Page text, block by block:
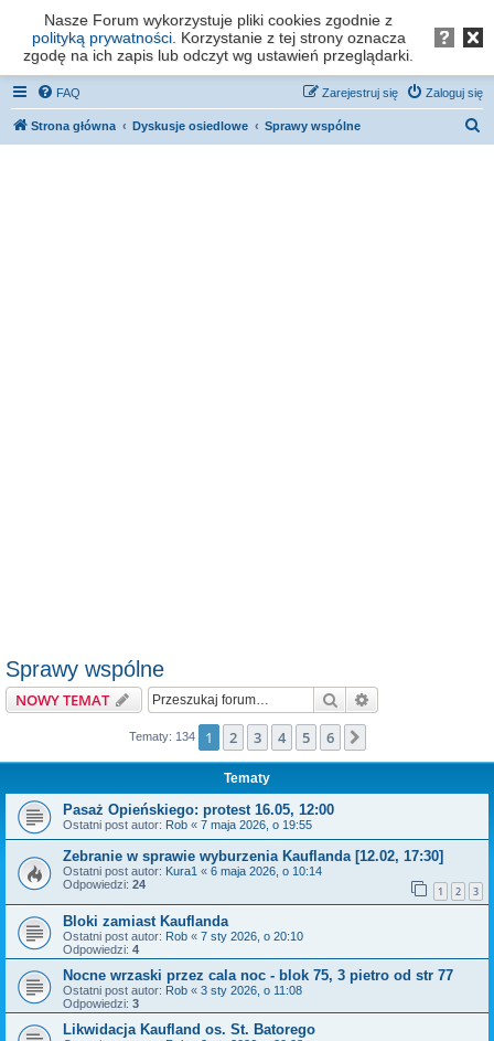
Forum os. Stefana Batorego - Poznań
FAQ Zaloguj się
Zarejestruj się
Strona główna Dyskusje osiedlowe Sprawy wspólne
Sprawy wspólne
NOWY TEMAT Szukaj
Tematy: 134 1 2 3 4 5 6
Tematy
Pasaż Opieńskiego: protest 16.05, 12:00
Ostatni post autor: Rob « 7 maja 2026, o 19:55
Zebranie w sprawie wyburzenia Kauflanda [12.02, 17:30]
Ostatni post autor: Kura1 « 6 maja 2026, o 10:14
Odpowiedzi: 24 1 2 3
Bloki zamiast Kauflanda
Ostatni post autor: Rob « 7 sty 2026, o 20:10
Odpowiedzi: 4
Nocne wrzaski przez cala noc - blok 75, 3 pietro od str 77
Ostatni post autor: Rob « 3 sty 2026, o 11:08
Odpowiedzi: 3
Likwidacja Kaufland os. St. Batorego
Nasze Forum wykorzystuje pliki cookies zgodnie z
polityką prywatności. Korzystanie z tej strony oznacza
zgodę na ich zapis lub odczyt wg ustawień przeglądarki.